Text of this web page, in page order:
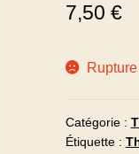
7,50 €
Catégorie :
Étiquette :